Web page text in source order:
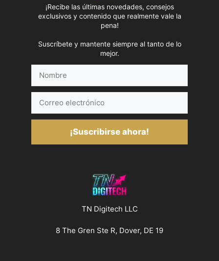
¡Recibe las últimas novedades, consejos
exclusivos y contenido que realmente vale la
pena!
Suscríbete y mantente siempre al tanto de lo
mejor.
electrónico
¡Suscribirse ahora!
TN Digitech LLC
8 The Gren Ste R, Dover, DE 19